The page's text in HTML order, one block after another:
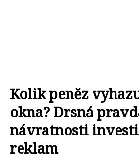
Kolik peněz
okna? Drsná
návratnosti
reklam